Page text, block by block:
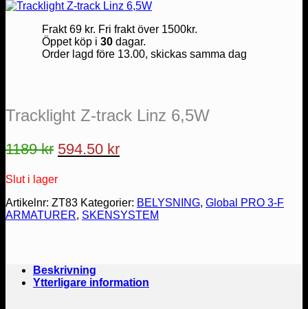
Frakt 69 kr. Fri frakt över 1500kr.
Öppet köp i 30dagar.
Order lagd före 13.00, skickas samma dag
Tracklight Z-track Linz 6,5W
1189kr Det
priset
var:
1189 kr.
594.50 krDet
är:
594.50 kr.
Slut i lager
Artikelnr: ZT83 Kategorier: BELYSNING, Global PRO 3-F
ARMATURER, SKENSYSTEM
Beskrivning
Ytterligare information